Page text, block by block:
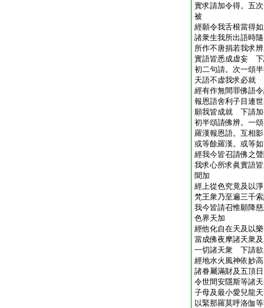
實求請加令得。五
被
經願令我舌根當得
諸衆生我所出語時
所作不唐捐若我求
實語皆悉成虚妄 下
初二句請。次一頌
天語不虚我求必就
經有作無間罪佛語
報恩語舍利子目連
願我皆成就 下請加
初半頌請佛辨。一
羅漢報恩語。互相
或等餘羅漢。或等
經我今皆召請佛之
我求心所求眞實語
聞加
經上從色究竟及以
梵王衆乃至遍三千
我今皆請召惟願降
色界天加
經他化自在天及以
當成佛夜摩諸天衆
一切諸天衆 下請欲
經地水火風神依妙
諸眷屬滿財及五頂
令世間安隱斯等諸
子母及最小愛兒龍
以緊那羅莫呼洛伽